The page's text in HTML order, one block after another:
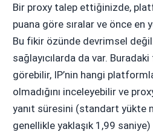
Bir proxy talep ettiğinizde,
puana göre sıralar ve önce en
Bu fikir özünde devrimsel
sağlayıcılarda da var.
görebilir, IP’nin hangi
olmadığını inceleyebilir ve
yanıt süresini (standart yükte
genellikle yaklaşık 1,99